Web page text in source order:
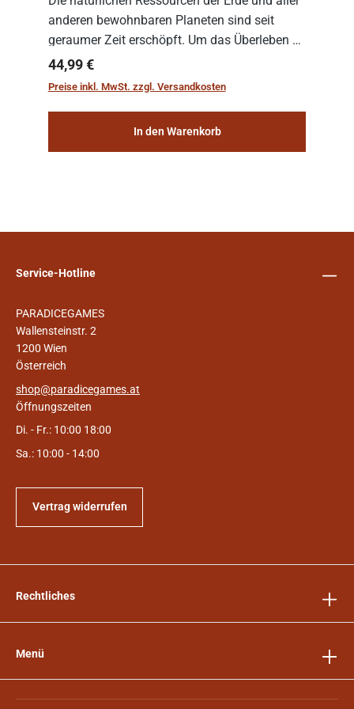
anderen bewohnbaren Planeten sind seit
geraumer Zeit erschöpft. Um das Überleben zu
sichern, wurden die sogenannten
„Weltenschiffe“ gebaut. Auf diesen
Regulärer Preis:
44,99 €
Preise inkl. MwSt. zzgl. Versandkosten
In den Warenkorb
Service-Hotline
PARADICEGAMES
Wallensteinstr. 2
1200 Wien
Österreich
shop@paradicegames.at
Öffnungszeiten
Di. - Fr.: 10:00 18:00
Sa.: 10:00 - 14:00
Vertrag widerrufen
Rechtliches
Menü